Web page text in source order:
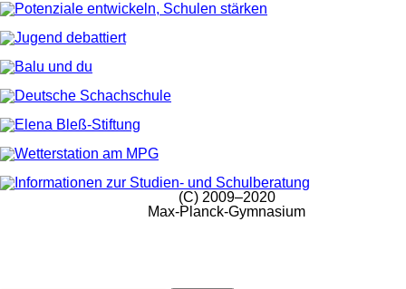
(C) 2009–2020
Max-Planck-Gymnasium